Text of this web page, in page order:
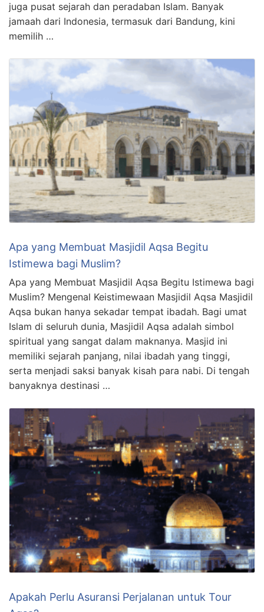
juga pusat sejarah dan peradaban Islam. Banyak
jamaah dari Indonesia, termasuk dari Bandung, kini
memilih …
Apa yang Membuat Masjidil Aqsa Begitu
Istimewa bagi Muslim?
Apa yang Membuat Masjidil Aqsa Begitu Istimewa bagi
Muslim? Mengenal Keistimewaan Masjidil Aqsa Masjidil
Aqsa bukan hanya sekadar tempat ibadah. Bagi umat
Islam di seluruh dunia, Masjidil Aqsa adalah simbol
spiritual yang sangat dalam maknanya. Masjid ini
memiliki sejarah panjang, nilai ibadah yang tinggi,
serta menjadi saksi banyak kisah para nabi. Di tengah
banyaknya destinasi …
Apakah Perlu Asuransi Perjalanan untuk Tour